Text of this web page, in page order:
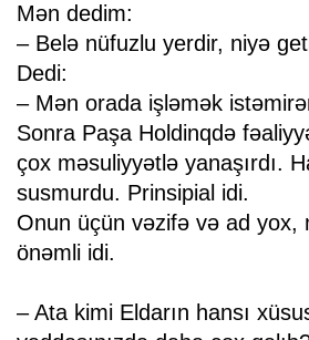
Mən dedim:
– Belə nüfuzlu yerdir, niyə
Dedi:
– Mən orada işləmək
Sonra Paşa Holdinqdə
çox məsuliyyətlə yanaşırdı.
susmurdu. Prinsipial idi.
Onun üçün vəzifə və ad yox,
önəmli idi.
– Ata kimi Eldarın hansı